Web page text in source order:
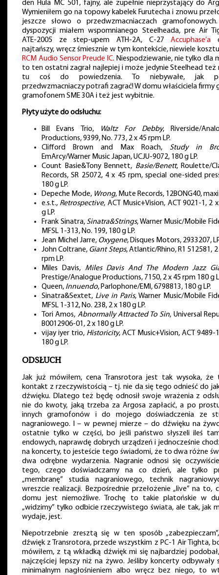
den Hula MC 501, fajny, ale zupełnie nieprzystający do
Wymieniłem go na topowy kabelek Furutecha i znowu
jeszcze słowo o przedwzmacniaczach
dyspozycji miałem wspomnianego Steelheada, pre Air
ATE-2005 ze step-upem ATH-2A, C-27Accuphase’a
najtańszy, wręcz śmiesznie w tym kontekście, niewiele
RCM Audio Sensor Preude IC. Niespodziewanie, nie tylko dla
to ten ostatni zagrał najlepiej i może jedynie Steelhead też
tu coś do powiedzenia. To niebywałe, jak
przedwzmacniaczy potrafi zagrać! W domu właściciela firmy
gramofonem SME 30A i też jest wybitnie.
Płyty użyte do odsłuchu:
Bill Evans Trio, Waltz For Debby, Riverside/
Productions, 9399, No. 773, 2 x 45 rpm LP.
Clifford Brown and Max Roach, Study in
EmArcy/Warner Music Japan, UCJU-9072, 180 g LP.
Count Basie&Tony Bennett, Basie/Benett, Roulette/
Records, SR 25072, 4 x 45 rpm, special one-sided
180 g LP.
Depeche Mode, Wrong, Mute Records, 12BONG40,
e.s.t., Retrospective, ACT Music+Vision, ACT 9021-1, 2
g LP.
Frank Sinatra, Sinatra&Strings, Warner Music/Mobile
MFSL 1-313, No. 199, 180 g LP.
Jean Michel Jarre, Oxygene, Disques Motors, 2933207,
John Coltrane, Giant Steps, Atlantic/Rhino, R1 512581, 2
rpm LP.
Miles Davis, Miles Davis And The Modern Jazz
Prestige/Analogue Productions, 7150, 2 x 45 rpm 180 g
Queen, Innuendo, Parlophone/EMI, 6798813, 180 g LP.
Sinatra&Sextet, Live in Paris, Warner Music/Mobile
MFSL 1-312, No. 238, 2 x 180 g LP.
Tori Amos, Abnormally Attracted To Sin, Universal
B0012906-01, 2 x 180 g LP.
vijay iyer trio, Historicity, ACT Music+Vision, ACT 9489-
180 g LP.
ODSŁUCH
Jak już mówiłem, cena Transrotora jest tak wysoka, że
kontakt z rzeczywistością – tj. nie da się tego odnieść do
dźwięku. Dlatego też będę odnosił swoje wrażenia z
nie do kwoty, jaką trzeba za Argosa zapłacić, a po
innych gramofonów i do mojego doświadczenia ze
nagraniowego. I – w pewnej mierze – do dźwięku na
ostatnie tylko w części, bo jeśli państwo słyszeli ileś
endowych, naprawdę dobrych urządzeń i jednocześnie
na koncerty, to jesteście tego świadomi, że to dwa różne
dwa odrębne wydarzenia. Nagranie odnosi się
tego, czego doświadczamy na co dzień, ale tylko
„membranę” studia nagraniowego, technik
wreszcie realizacji. Bezpośrednie przełożenie „live” na to,
domu jest niemożliwe. Trochę to takie platońskie w
„widzimy” tylko odbicie rzeczywistego świata, ale tak, jak
wydaje, jest.
Niepotrzebnie zresztą się w ten sposób
dźwięk z Transrotora, przede wszystkim z PC-1 Air Tighta,
mówiłem, z tą wkładką dźwięk mi się najbardziej
najczęściej lepszy niż na żywo. Jeśliby koncerty odbywały
minimalnym nagłośnieniem albo wręcz bez niego, to